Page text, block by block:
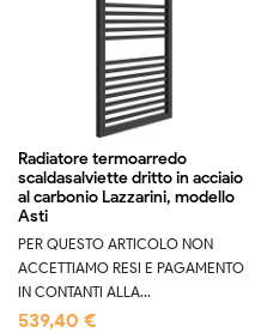
Radiatore termoarredo
scaldasalviette dritto in acciaio
al carbonio Lazzarini, modello
Asti
PER QUESTO ARTICOLO NON
ACCETTIAMO RESI E PAGAMENTO
IN CONTANTI ALLA...
539,40 €